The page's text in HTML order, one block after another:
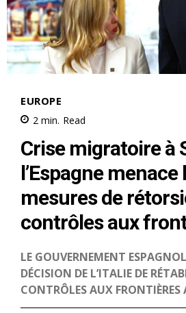
S'ABONNER
Insight
À propos
Nous contacter